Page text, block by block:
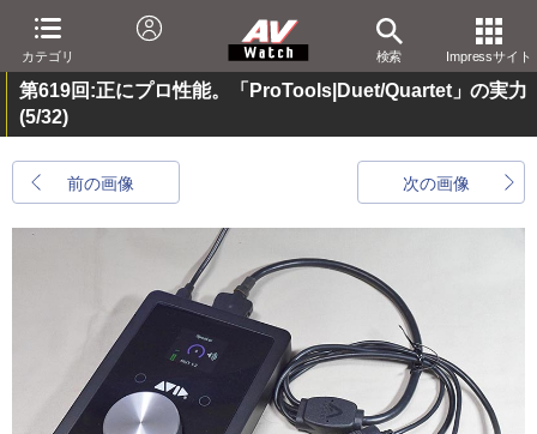
カテゴリ 検索 Impressサイト
第619回:正にプロ性能。「ProTools|Duet/Quartet」の実力
(5/32)
前の画像 次の画像